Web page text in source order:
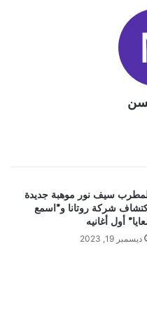
سيف نور موهبة جديدة
شركة روتانا و”اسمع
أول أغانيه
ديسمبر 19, 2023